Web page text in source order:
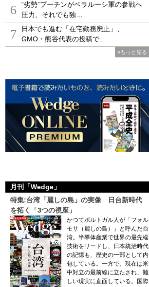
6
“劣勢”プーチンがベラルーシ軍の参戦へ
圧力、それでも独…
7
日本でも進む「在宅勤務廃止」、
GMO・熊谷代表の投稿で…
»もっと見る
月刊「Wedge」
特集:台湾「麗しの島」の実像 日台新時代
を拓く「3つの視座」
かつてポルトガル人が「フォル
モサ（麗しの島）」と呼んだ台
湾。半導体産業で世界の最先端
技術をリードし、日本統治時代
の記憶も、歴史の一部として内
包している。一方で、現在は米
中対立の最前線に立たされ、難
しい現実に直面している。国際